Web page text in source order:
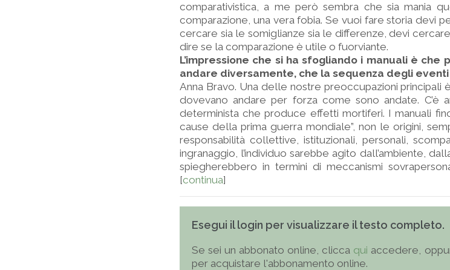
comparativistica, a me però sembra che sia mania
comparazione, una vera fobia. Se vuoi fare storia devi
cercare sia le somiglianze sia le differenze, devi
dire se la comparazione è utile o fuorviante.
L’impressione che si ha sfogliando i manuali è che
andare diversamente, che la sequenza degli
Anna Bravo. Una delle nostre preoccupazioni principali
dovevano andare per forza come sono andate. C’è
determinista che produce effetti mortiferi. I manuali
cause della prima guerra mondiale”, non le origini,
responsabilità collettive, istituzionali, personali,
ingranaggio, l’individuo sarebbe agito dall’ambiente,
spiegherebbero in termini di meccanismi
[continua]
Esegui il login per visualizzare il testo completo.
Se sei un abbonato online, clicca qui accedere,
per acquistare l'abbonamento online.